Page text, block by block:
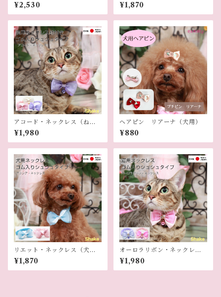
¥2,530 ¥1,870
アコード・ネックレス（ねこ
用ネックレス）
¥1,980
ヘアピン リアーナ（犬用）
¥880
リエット・ネックレス（犬用
ネックレス）
¥1,870
オーロラリボン・ネックレス
（ねこ用）
¥1,980